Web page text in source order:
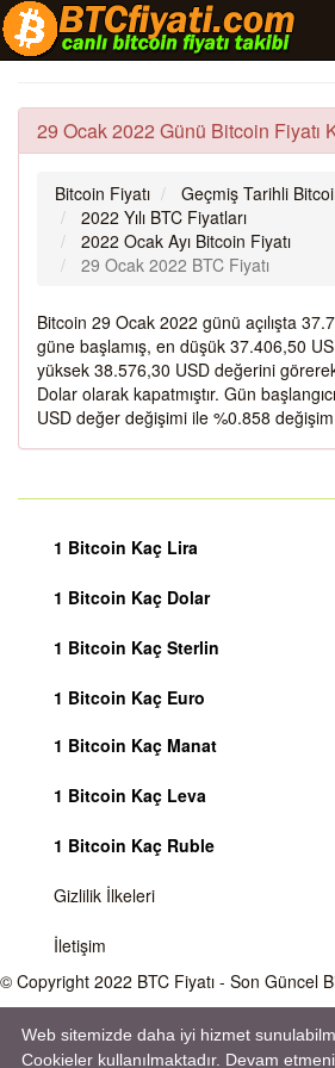
29 Ocak 2022 Günü Bitcoin Fiyatı
Bitcoin Fiyatı
Geçmiş Tarihli
2022 Yılı BTC Fiyatları
2022 Ocak Ayı Bitcoin Fiyatı
29 Ocak 2022 BTC Fiyatı
Bitcoin 29 Ocak 2022 günü açılışta
güne başlamış, en düşük 37.406,50
yüksek 38.576,30 USD değerini
Dolar olarak kapatmıştır. Gün
USD değer değişimi ile %0.858
1 Bitcoin Kaç Lira
1 Bitcoin Kaç Dolar
1 Bitcoin Kaç Sterlin
1 Bitcoin Kaç Euro
1 Bitcoin Kaç Manat
1 Bitcoin Kaç Leva
1 Bitcoin Kaç Ruble
Gizlilik İlkeleri
İletişim
© Copyright 2022 BTC Fiyatı - Son Güncel
Bitcoin fiyatı sürekli olarak değişmektedir, 7 gün 24
aktiftir. Sitemiz sadece bilgilendirme amacı
Web sitemizde daha iyi hizmet
Cookieler kullanılmaktadır. Devam